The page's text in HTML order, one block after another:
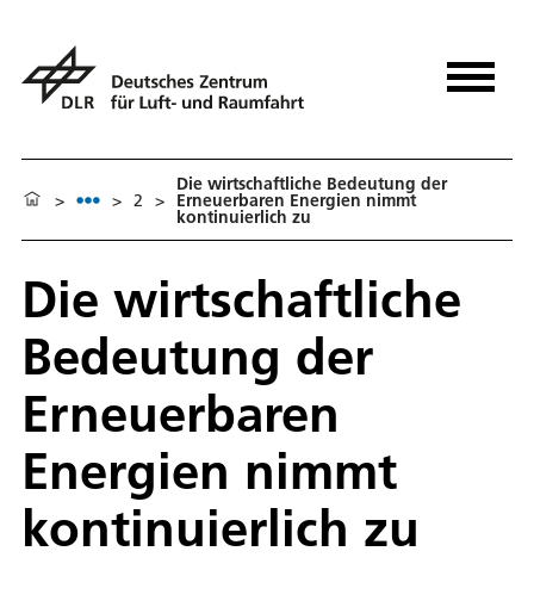
> > 2 >
Die wirtschaftliche Bedeutung der
Erneuerbaren Energien nimmt
kontinuierlich zu
Die wirtschaftliche
Bedeutung der
Erneuerbaren
Energien nimmt
kontinuierlich zu